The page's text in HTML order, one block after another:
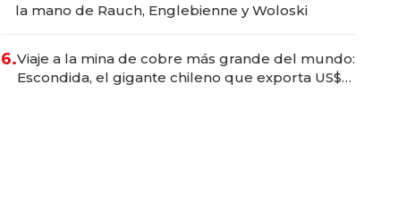
la mano de Rauch, Englebienne y Woloski
6.Viaje a la mina de cobre más grande del mundo:
Escondida, el gigante chileno que exporta US$